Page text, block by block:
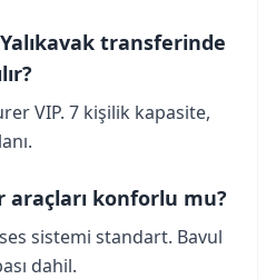
transferinde
VIP. 7 kişilik kapasite,
araçları konforlu mu?
sistemi standart. Bavul
dahil.